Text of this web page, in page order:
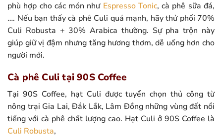
phù hợp cho các món như Espresso Tonic, cà phê sữa đá,
…. Nếu bạn thấy cà phê Culi quá mạnh, hãy thử phối 70%
Culi Robusta + 30% Arabica thường. Sự pha trộn này
giúp giữ vị đậm nhưng tăng hương thơm, dễ uống hơn cho
người mới.
Cà phê Culi tại 90S Coffee
Tại 90S Coffee, hạt Culi được tuyển chọn thủ công từ
nông trại Gia Lai, Đắk Lắk, Lâm Đồng những vùng đất nổi
tiếng với cà phê chất lượng cao. Hạt Culi ở 90S Coffee là
Culi Robusta,